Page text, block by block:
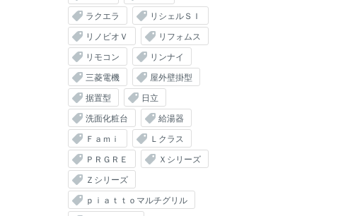
ラクエラ
リシェルＳＩ
リノビオＶ
リフォムス
リモコン
リンナイ
三菱電機
屋外壁掛型
据置型
日立
洗面化粧台
給湯器
Ｆａｍｉ
Ｌクラス
ＰＲＧＲＥ
Ｘシリーズ
Ｚシリーズ
ｐｉａｔｔｏマルチグリル